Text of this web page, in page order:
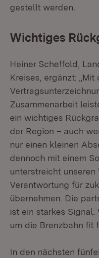
gestellt werden.
Wichtiges
Heiner Scheffold,
Kreises, ergänzt:
Zusammenarbeit
ein wichtiges
der Region – auch
nur einen kleinen
dennoch mit einem
unterstreicht unseren
Verantwortung für
übernehmen. Die
ist ein starkes Signal:
um die Brenzbahn fit
In den nächsten